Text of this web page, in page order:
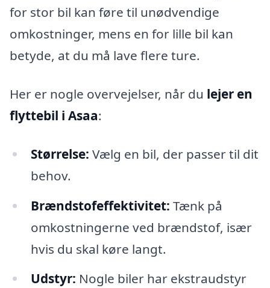
for stor bil kan føre til unødvendige
omkostninger, mens en for lille bil kan
betyde, at du må lave flere ture.
Her er nogle overvejelser, når du lejer en
flyttebil i Asaa:
Størrelse: Vælg en bil, der passer til dit
behov.
Brændstofeffektivitet: Tænk på
omkostningerne ved brændstof, især
hvis du skal køre langt.
Udstyr: Nogle biler har ekstraudstyr